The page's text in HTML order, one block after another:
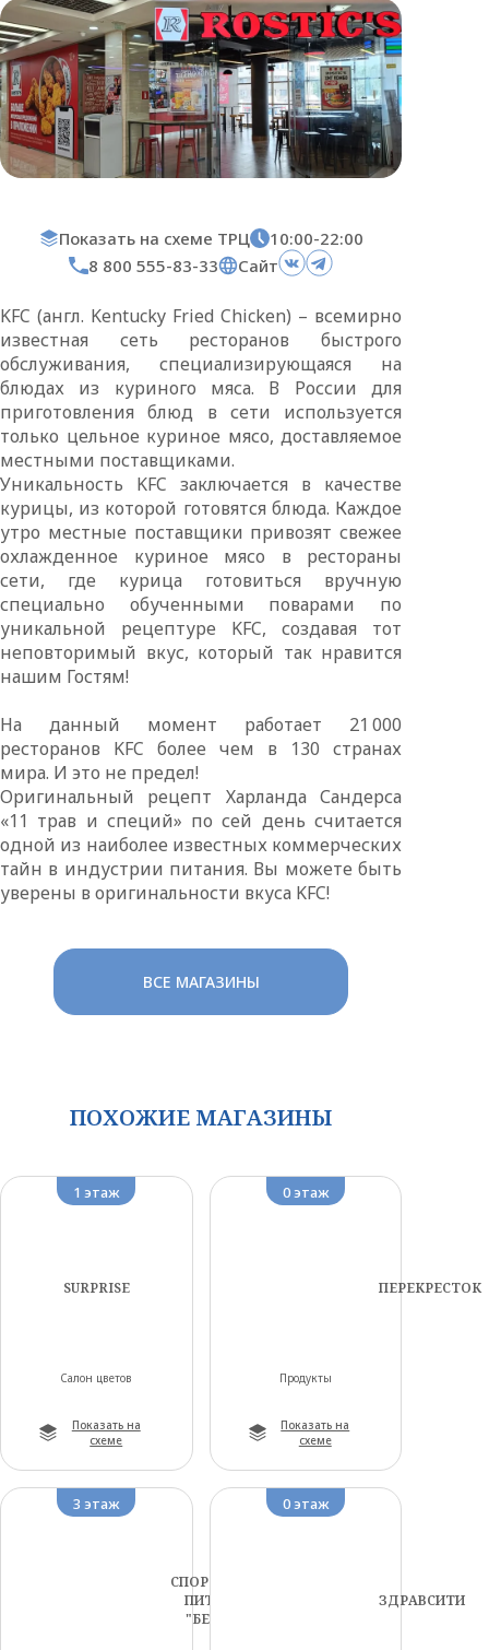
Показать на схеме ТРЦ
10:00-22:00
8 800 555-83-33
Сайт
KFC (англ. Kentucky Fried Chicken) – всемирно
известная сеть ресторанов быстрого
обслуживания, специализирующаяся на
блюдах из куриного мяса. В России для
приготовления блюд в сети используется
только цельное куриное мясо, доставляемое
местными поставщиками.
Уникальность KFC заключается в качестве
курицы, из которой готовятся блюда. Каждое
утро местные поставщики привозят свежее
охлажденное куриное мясо в рестораны
сети, где курица готовиться вручную
специально обученными поварами по
уникальной рецептуре KFC, создавая тот
неповторимый вкус, который так нравится
нашим Гостям!
На данный момент работает 21 000
ресторанов KFC более чем в 130 странах
мира. И это не предел!
Оригинальный рецепт Харланда Сандерса
«11 трав и специй» по сей день считается
одной из наиболее известных коммерческих
тайн в индустрии питания. Вы можете быть
уверены в оригинальности вкуса KFC!
ВСЕ МАГАЗИНЫ
ПОХОЖИЕ МАГАЗИНЫ
1 этаж
SURPRISE
Салон цветов
Показать на
схеме
0 этаж
ПЕРЕКРЕСТОК
Продукты
Показать на
схеме
3 этаж
СПОРТИВНОЕ
ПИТАНИЕ
"БЕЛКА!"
0 этаж
ЗДРАВСИТИ